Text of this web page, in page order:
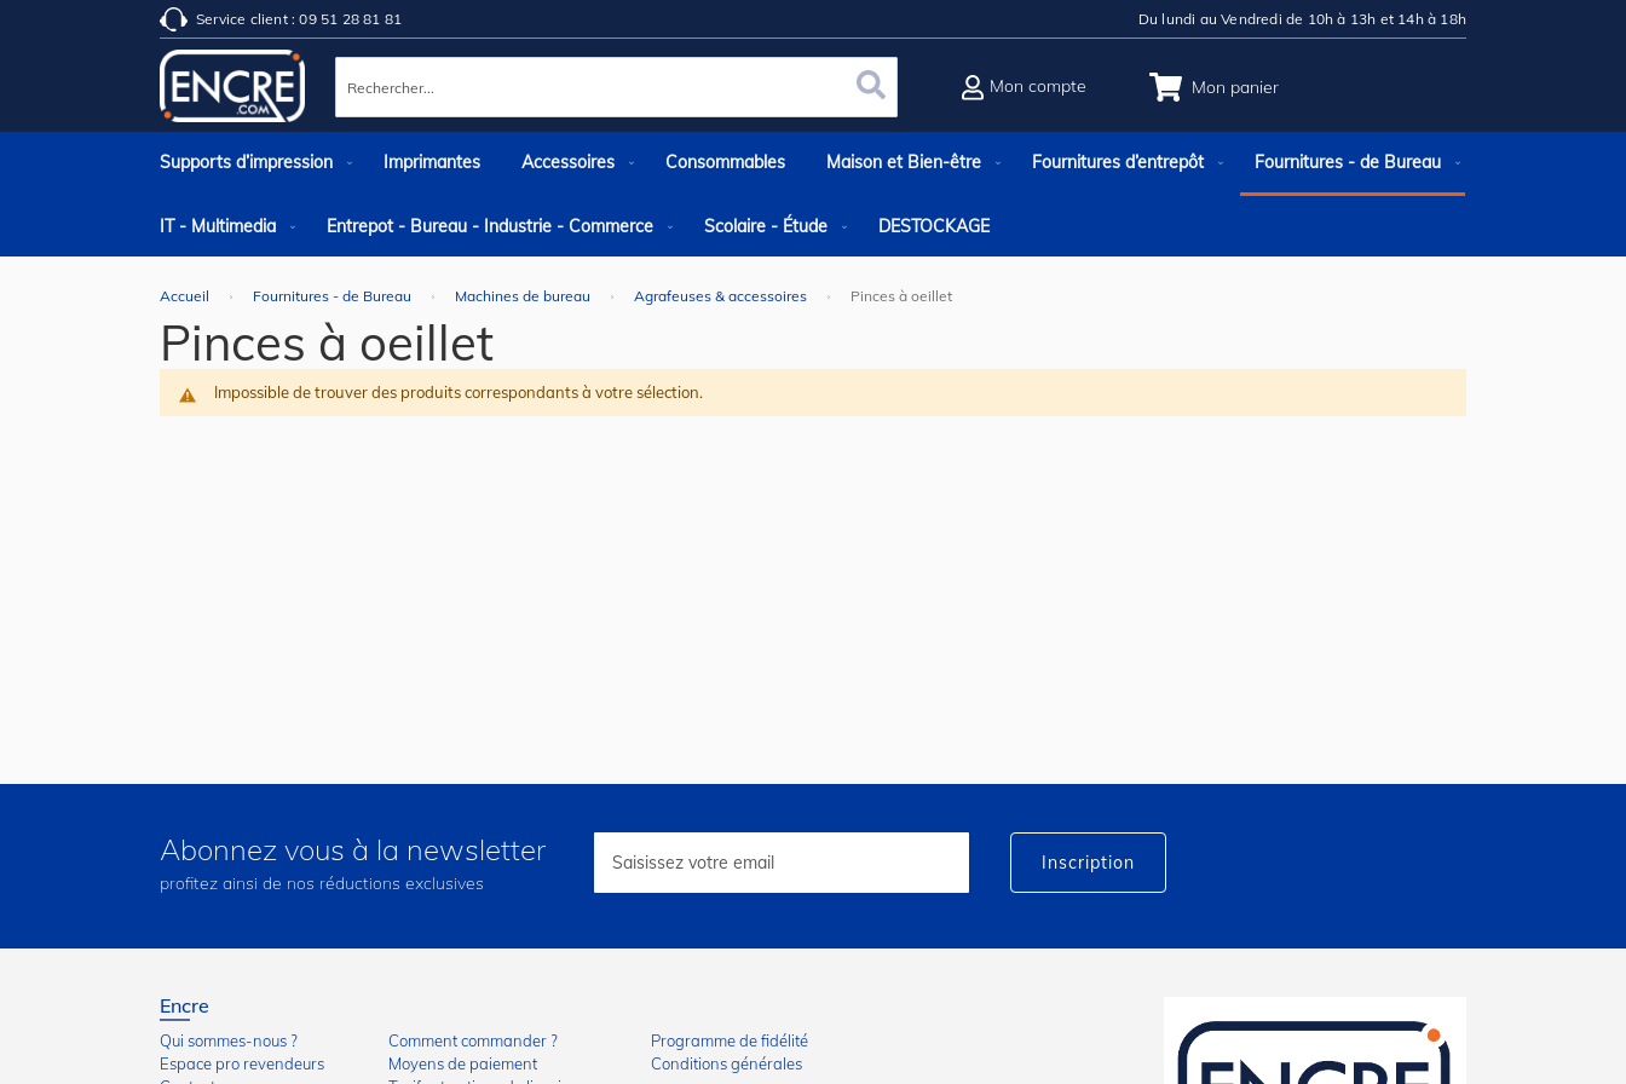
Service client : 09 51 28 81 81 Du lundi au Vendredi de 10h à 13h et 14h à 18h
Mon panier
Rechercher Rechercher
Mon compte
Supports d’impression Imprimantes Accessoires Consommables Maison et Bien-être Fournitures d’entrepôt Fournitures - de Bureau
IT - Multimedia Entrepot - Bureau - Industrie - Commerce Scolaire - Étude DESTOCKAGE
Accueil Fournitures - de Bureau Machines de bureau Agrafeuses & accessoires Pinces à oeillet
Pinces à oeillet
Impossible de trouver des produits correspondants à votre sélection.
Abonnez vous à la newsletter
profitez ainsi de nos réductions exclusives
lettre
Inscription
Encre
Qui sommes-nous ?
Espace pro revendeurs
Comment commander ?
Moyens de paiement
Programme de fidélité
Conditions générales